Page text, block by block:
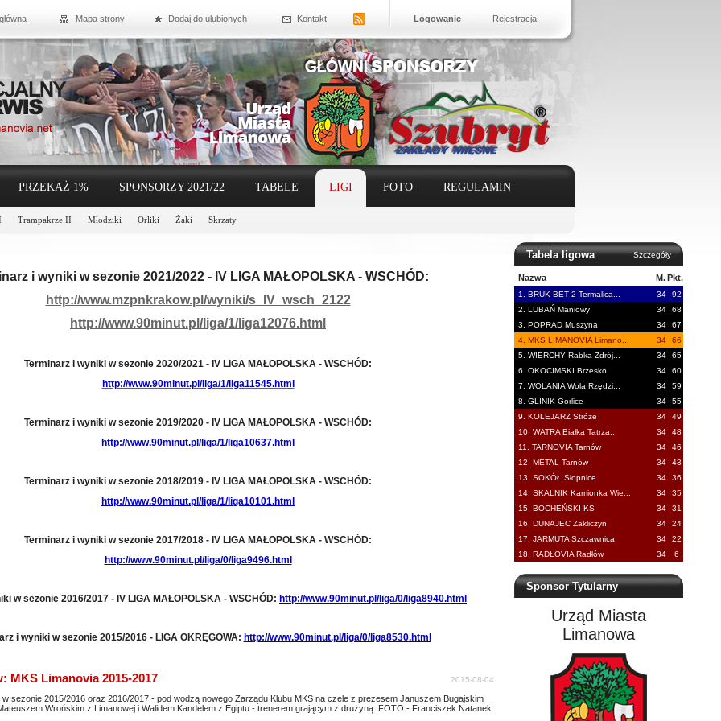
Mapa strony Dodaj do ulubionych Kontakt Logowanie Rejestracja
PRZEKAŻ 1% SPONSORZY 2021/22 TABELE LIGI
Trampakrze II Młodziki Orliki Żaki Skrzaty
FOTO REGULAMIN
Tabela ligowa Szczegóły
Nazwa M. Pkt.
1. BRUK-BET 2 Termalica... 34
92
2. LUBAŃ Maniowy
34
68
3. POPRAD Muszyna
34
67
4. MKS LIMANOVIA Limano...
34
66
5. WIERCHY Rabka-Zdrój...
34
65
6. OKOCIMSKI Brzesko
34
60
7. WOLANIA Wola Rzędzi...
34
59
8. GLINIK Gorlice
34
55
9. KOLEJARZ Stróże
34
49
10. WATRA Białka Tatrza...
34
48
11. TARNOVIA Tarnów
34
46
12. METAL Tarnów
34
43
13. SOKÓŁ Słopnice
34
36
14. SKALNIK Kamionka Wie...
34
35
15. BOCHEŃSKI KS
34
31
16. DUNAJEC Zakliczyn
34
24
17. JARMUTA Szczawnica
34
22
18. RADŁOVIA Radłów
34 6
Sponsor Tytularny
Urząd Miasta
Limanowa
i wyniki w sezonie 2021/2022 - IV LIGA MAŁOPOLSKA - WSCHÓD:
http://www.mzpnkrakow.pl/wyniki/s_IV_wsch_2122
http://www.90minut.pl/liga/1/liga12076.html
Terminarz i wyniki w sezonie 2020/2021 - IV LIGA MAŁOPOLSKA - WSCHÓD:
http://www.90minut.pl/liga/1/liga11545.html
Terminarz i wyniki w sezonie 2019/2020 - IV LIGA MAŁOPOLSKA - WSCHÓD:
http://www.90minut.pl/liga/1/liga10637.html
Terminarz i wyniki w sezonie 2018/2019 - IV LIGA MAŁOPOLSKA - WSCHÓD:
http://www.90minut.pl/liga/1/liga10101.html
Terminarz i wyniki w sezonie 2017/2018 - IV LIGA MAŁOPOLSKA - WSCHÓD:
http://www.90minut.pl/liga/0/liga9496.html
w sezonie 2016/2017 - IV LIGA MAŁOPOLSKA - WSCHÓD: http://www.90minut.pl/liga/0/liga8940.html
i wyniki w sezonie 2015/2016 - LIGA OKRĘGOWA: http://www.90minut.pl/liga/0/liga8530.html
MKS Limanovia 2015-2017 2015-08-04
sezonie 2015/2016 oraz 2016/2017 - pod wodzą nowego Zarządu Klubu MKS na czele z prezesem Januszem Bugajskim
Wrońskim z Limanowej i Walidem Kandelem z Egiptu - trenerem grającym z drużyną. FOTO - Franciszek Natanek: